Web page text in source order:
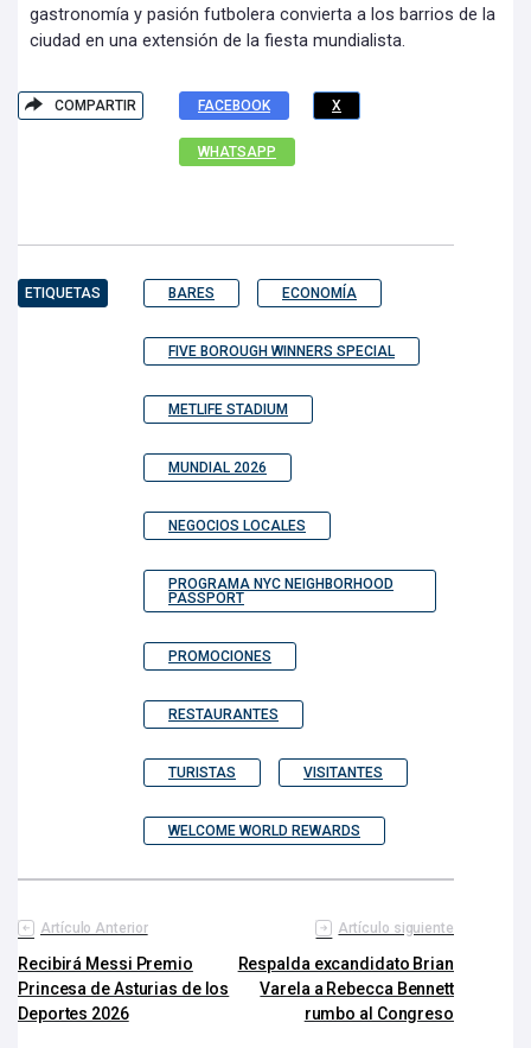
gastronomía y pasión futbolera convierta a los barrios de la
ciudad en una extensión de la fiesta mundialista.
COMPARTIR FACEBOOK X
WHATSAPP
ETIQUETAS BARES ECONOMÍA
FIVE BOROUGH WINNERS SPECIAL
METLIFE STADIUM
MUNDIAL 2026
NEGOCIOS LOCALES
PROGRAMA NYC NEIGHBORHOOD
PASSPORT
PROMOCIONES
RESTAURANTES
TURISTAS VISITANTES
WELCOME WORLD REWARDS
Artículo Anterior
Recibirá Messi Premio
Princesa de Asturias de los
Deportes 2026
Artículo siguiente
Respalda excandidato Brian
Varela a Rebecca Bennett
rumbo al Congreso